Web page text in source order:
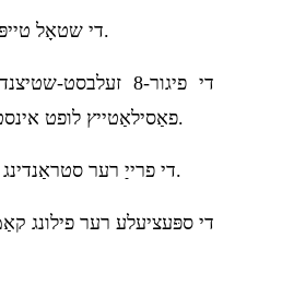
די שטאָל טייפּ שטאַרקייט אָפּטיש פיברע קאַבל האט קראַך קעגנשטעל.
די פיגור-8
פאַסילאַטייץ לופט אינסטאַלאַציע, ריזאַלטינג אין נידעריקע אינסטאַלאַציע קאָסטן.
די פרייַ רער סטראַנדינג קאַבלע קאָר ינשורז אַז די קאַבלע סטרוקטור איז סטאַביל.
די ספּעציעלע רער פילונג